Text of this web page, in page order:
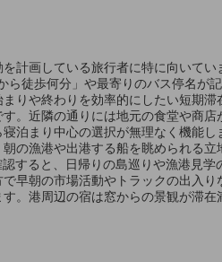
計画している旅行者に特に向いて
徒歩何分」や最寄りのバス停名が
りや終わりを効率的にしたい短期
。近隣の通りには地元の食堂や商
泊まり中心の選択が無理なく機能
の漁港や出港する船を眺められる
すると、日帰りの島巡りや漁港見
早朝の市場活動やトラックの出入
。港周辺の宿は窓からの景観が滞